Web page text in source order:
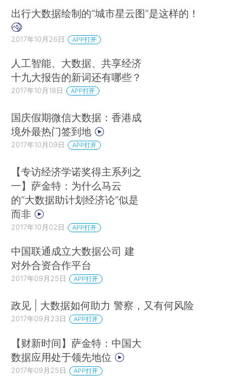
出行大数据绘制的“城市星云图”是这样的！
2017年10月26日 APP打开
人工智能、大数据、共享经济
十九大报告的新词还有哪些？
2017年10月18日 APP打开
国庆假期微信大数据：香港成
境外最热门签到地
2017年10月09日 APP打开
【专访经济学诺奖得主系列之
一】萨金特：为什么马云
的“大数据助计划经济论”似是
而非
2017年10月02日 APP打开
中国联通成立大数据公司 建
对外合资合作平台
2017年09月25日 APP打开
政见 | 大数据如何助力 警察，又有何风险
2017年09月23日 APP打开
【财新时间】萨金特：中国大
数据应用处于领先地位
2017年09月25日 APP打开